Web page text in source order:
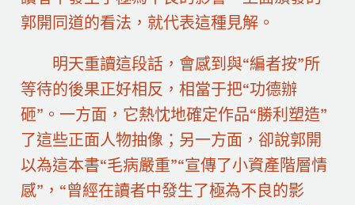
郭開同道的看法，就代表這種見解。
明天重讀這段話，會感到與“編者按”所
等待的後果正好相反，相當于把“功德辦
砸”。一方面，它熱忱地確定作品“勝利塑造”
了這些正面人物抽像；另一方面，卻說郭開
以為這本書“毛病嚴重”“宣傳了小資產階層情
感”，“曾經在讀者中發生了極為不良的影